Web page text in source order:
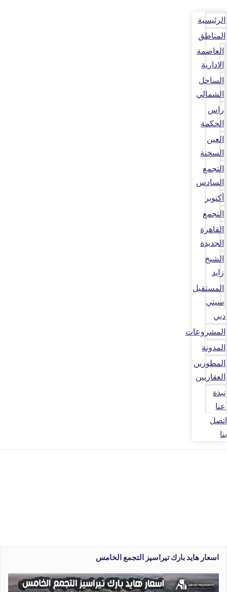
الرئيسية
المناطق
العاصمة
الإدارية
الساحل
الشمالي
راس
الحكمة
العين
السخنة
التجمع
السادس
أكتوبر
التجمع
القاهرة
الجديدة
الشيخ
زايد
المستقبل
سيتي
دبي
المشروعات
المدونة
المطورين
العقاريين
نبذة
عنا
اتصل
بنا
اسعار هايد بارك تيراسيز التجمع الخامس